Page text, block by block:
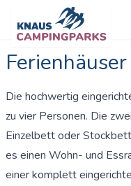
Die hochwertig
zu vier Personen. Die
Einzelbett oder
es einen Wohn- und
einer komplett